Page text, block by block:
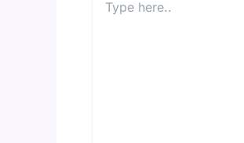
here..